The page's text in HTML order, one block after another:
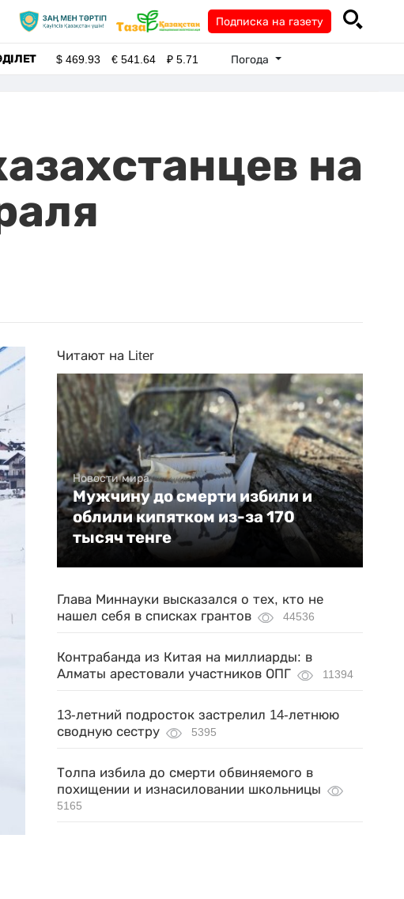
Подписка на газету
$469.93 €541.64 ₽5.71 Погода
на
Читают на Liter
Новости мира
Мужчину до смерти избили и
облили кипятком из-за 170
тысяч тенге
Глава Миннауки высказался о тех, кто не
нашел себя в списках грантов
44536
Контрабанда из Китая на миллиарды: в
Алматы арестовали участников ОПГ
11394
13-летний подросток застрелил 14-летнюю
сводную сестру
5395
Толпа избила до смерти обвиняемого в
похищении и изнасиловании школьницы
5165